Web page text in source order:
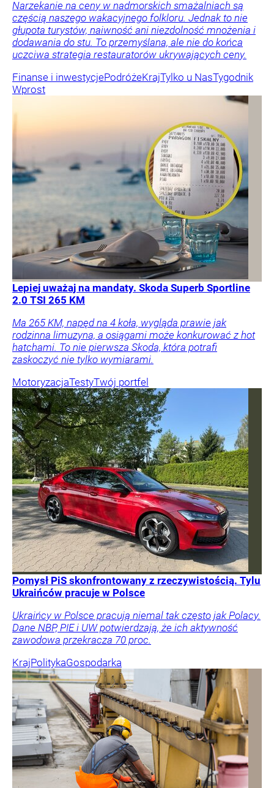
Narzekanie na ceny w nadmorskich smażalniach są
częścią naszego wakacyjnego folkloru. Jednak to nie
głupota turystów, naiwność ani niezdolność mnożenia i
dodawania do stu. To przemyślana, ale nie do końca
uczciwa strategia restauratorów ukrywających ceny.
Finanse i inwestycjePodróżeKrajTylko u NasTygodnik
Wprost
Lepiej uważaj na mandaty. Skoda Superb Sportline
2.0 TSI 265 KM
Ma 265 KM, napęd na 4 koła, wygląda prawie jak
rodzinna limuzyna, a osiągami może konkurować z hot
hatchami. To nie pierwsza Skoda, która potrafi
zaskoczyć nie tylko wymiarami.
MotoryzacjaTestyTwój portfel
Pomysł PiS skonfrontowany z rzeczywistością. Tylu
Ukraińców pracuje w Polsce
Ukraińcy w Polsce pracują niemal tak często jak Polacy.
Dane NBP, PIE i UW potwierdzają, że ich aktywność
zawodowa przekracza 70 proc.
KrajPolitykaGospodarka